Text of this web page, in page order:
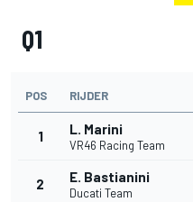
Q1
POS RIJDER
1 L. Marini
VR46 Racing Team
2 E. Bastianini
Ducati Team